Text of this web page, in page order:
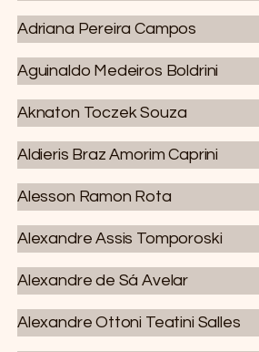
Adriana Pereira Campos
Aguinaldo Medeiros Boldrini
Aknaton Toczek Souza
Aldieris Braz Amorim Caprini
Alesson Ramon Rota
Alexandre Assis Tomporoski
Alexandre de Sá Avelar
Alexandre Ottoni Teatini Salles